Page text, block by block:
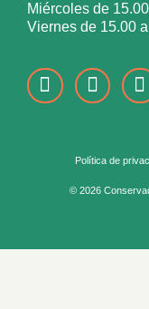
Miércoles de
Viernes de 15.00
Política de
© 2026